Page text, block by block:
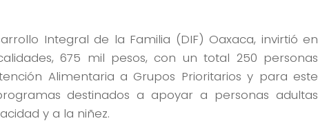
Integral de la Familia (DIF) Oaxaca, invirtió en
675 mil pesos, con un total 250 personas
Alimentaria a Grupos Prioritarios y para este
destinados a apoyar a personas adultas
y a la niñez.